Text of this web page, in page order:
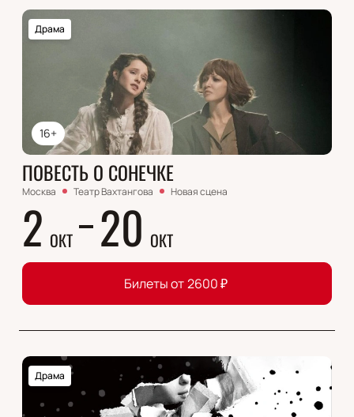
16+
Драма
ПОВЕСТЬ О СОНЕЧКЕ
Москва Театр Вахтангова Новая сцена
2 ОКТ 20 ОКТ
Билеты от 2600₽
Драма